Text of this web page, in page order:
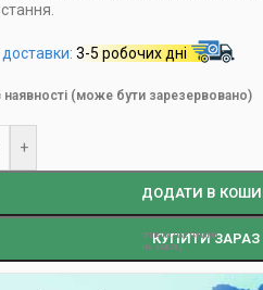
доставки:3-5 робочих дні
наявності (може бути зарезервовано)
+
ДОДАТИ В
КУПИТИ ЗАРАЗ